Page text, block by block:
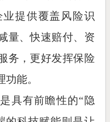
提供覆盖风险识
量、快速赔付、资
务，更好发挥保险
能。
具有前瞻性的“隐